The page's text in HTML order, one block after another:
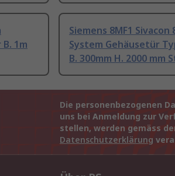
1m
Siemens 8MF1 Sivacon
System Gehäusetür
B. 300mm H. 2000 mm
Die personenbezogenen
uns bei Anmeldung zur
stellen, werden gemäss
Datenschutzerklärung